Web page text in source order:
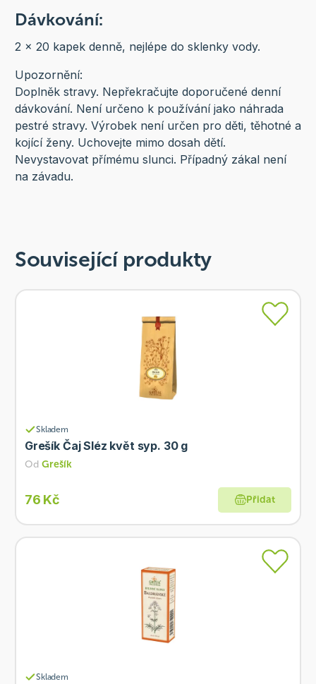
Dávkování:
2 x 20 kapek denně, nejlépe do sklenky vody.
Upozornění:
Doplněk stravy. Nepřekračujte doporučené denní
dávkování. Není určeno k používání jako náhrada
pestré stravy. Výrobek není určen pro děti, těhotné a
kojící ženy. Uchovejte mimo dosah dětí.
Nevystavovat přímému slunci. Případný zákal není
na závadu.
Související produkty
Skladem
Grešík Čaj Sléz květ syp. 30 g
Od Grešík
76 Kč Přidat
Skladem